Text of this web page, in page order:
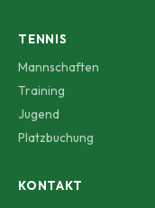
TENNIS
Mannschaften
Training
Jugend
Platzbuchung
KONTAKT